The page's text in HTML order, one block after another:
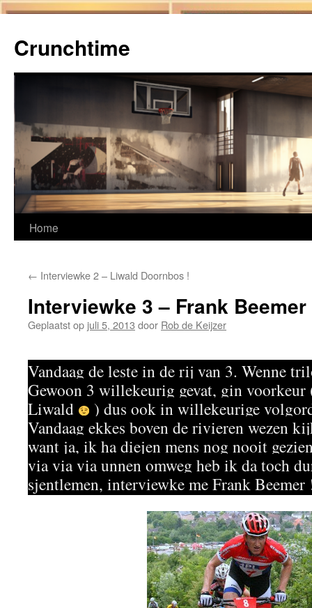
de
inhoud
Crunchtime
Home
← Interviewke 2 – Liwald Doornbos !
Interviewke 3 – Frank
Geplaatst op juli 5, 2013 door Rob de Keijzer
Vandaag de leste in de rij van 3. Wenne
Gewoon 3 willekeurig gevat, gin
Liwald
) dus ook in willekeurige
Vandaag ekkes boven de rivieren wezen
want ja, ik ha diejen mens nog nooit
via via via unnen omweg heb ik da toch
sjentlemen, interviewke me Frank Beemer